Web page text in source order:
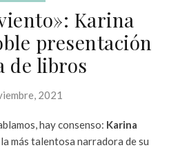
Karina
presentación
de libros
2021
hay consenso: Karina
más talentosa narradora de su